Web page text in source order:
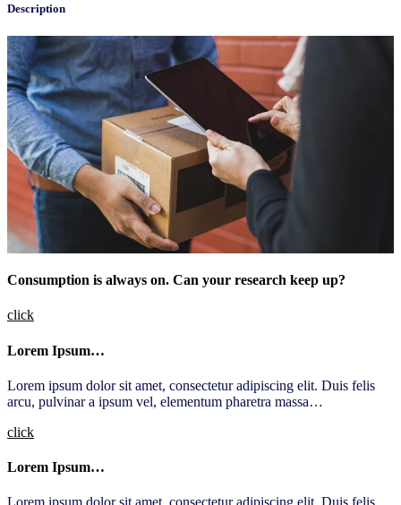
Description
Consumption is always on. Can your research keep up?
click
Lorem Ipsum…
Lorem ipsum dolor sit amet, consectetur adipiscing elit. Duis felis
arcu, pulvinar a ipsum vel, elementum pharetra massa…
click
Lorem Ipsum…